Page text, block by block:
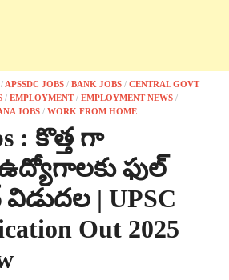
/ APSSDC JOBS / BANK JOBS / CENTRAL GOVT
/ EMPLOYMENT/ EMPLOYMENT NEWS /
JOBS / WORK FROM HOME
: కొత్త గా
ఫుల్
| UPSC
Out 2025